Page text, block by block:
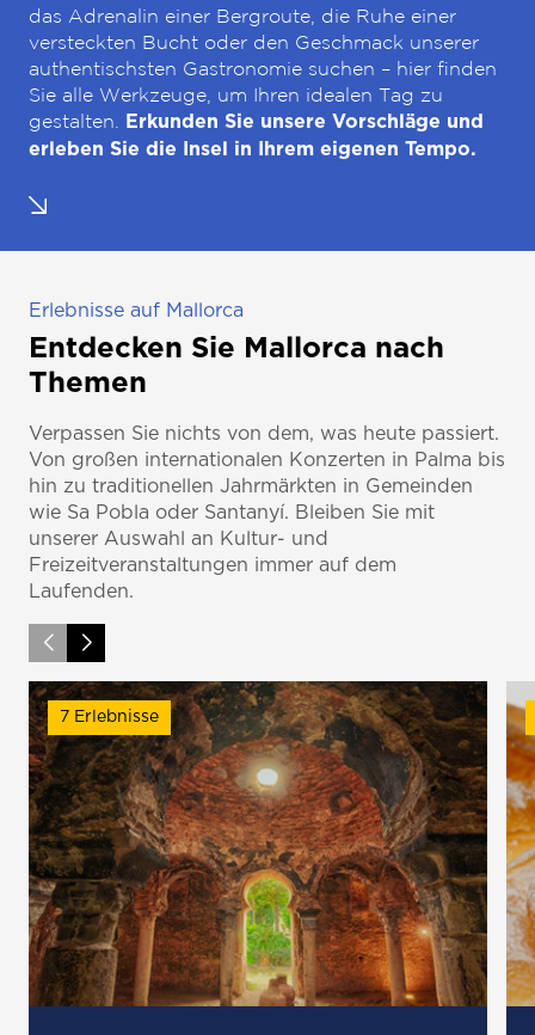
das Adrenalin einer Bergroute, die Ruhe einer
versteckten Bucht oder den Geschmack unserer
authentischsten Gastronomie suchen – hier finden
Sie alle Werkzeuge, um Ihren idealen Tag zu
gestalten.
Erkunden Sie unsere Vorschläge und
erleben Sie die Insel in Ihrem eigenen Tempo.
Erlebnisse auf Mallorca
Entdecken Sie Mallorca nach
Themen
Verpassen Sie nichts von dem, was heute passiert.
Von großen internationalen Konzerten in Palma bis
hin zu traditionellen Jahrmärkten in Gemeinden
wie Sa Pobla oder Santanyí. Bleiben Sie mit
unserer Auswahl an Kultur- und
Freizeitveranstaltungen immer auf dem
Laufenden.
7 Erlebnisse